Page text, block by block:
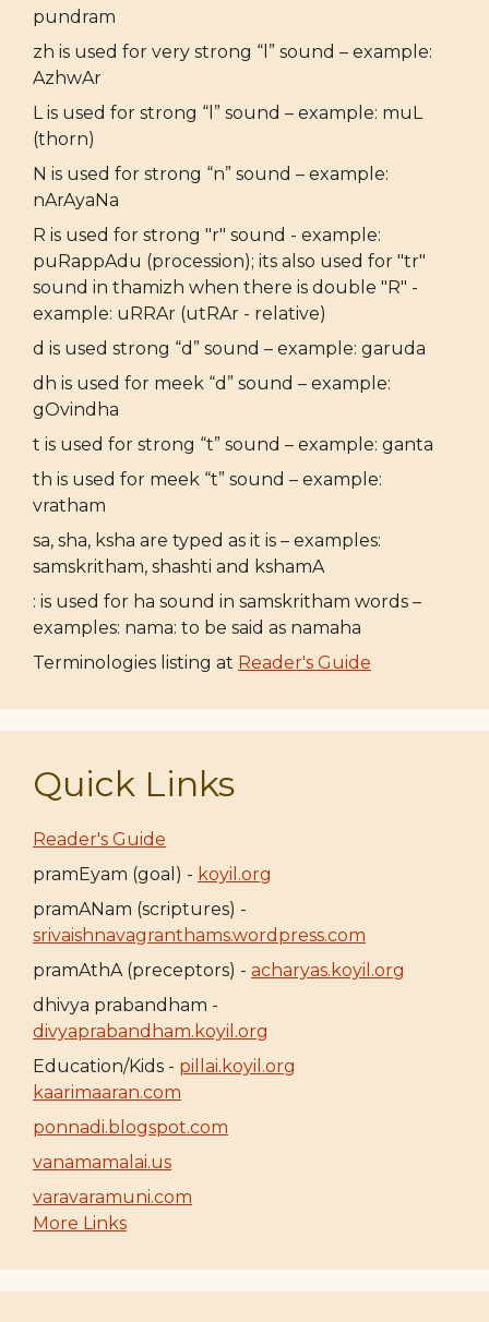
pundram
zh is used for very strong “l” sound – example:
AzhwAr
L is used for strong “l” sound – example: muL
(thorn)
N is used for strong “n” sound – example:
nArAyaNa
R is used for strong "r" sound - example:
puRappAdu (procession); its also used for "tr"
sound in thamizh when there is double "R" -
example: uRRAr (utRAr - relative)
d is used strong “d” sound – example: garuda
dh is used for meek “d” sound – example:
gOvindha
t is used for strong “t” sound – example: ganta
th is used for meek “t” sound – example:
vratham
sa, sha, ksha are typed as it is – examples:
samskritham, shashti and kshamA
: is used for ha sound in samskritham words –
examples: nama: to be said as namaha
Terminologies listing at Reader's Guide
Quick Links
Reader's Guide
pramEyam (goal) - koyil.org
pramANam (scriptures) -
srivaishnavagranthams.wordpress.com
pramAthA (preceptors) - acharyas.koyil.org
dhivya prabandham -
divyaprabandham.koyil.org
Education/Kids - pillai.koyil.org
kaarimaaran.com
ponnadi.blogspot.com
vanamamalai.us
varavaramuni.com
More Links